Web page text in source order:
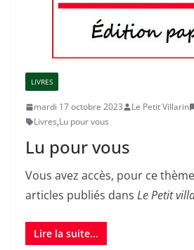
LIVRES
mardi 17 octobre 2023 Le Petit Villarin
Livres,Lu pour vous
Lu pour vous
Vous avez accès, pour ce
articles publiés dans Le Petit
Lire la suite...